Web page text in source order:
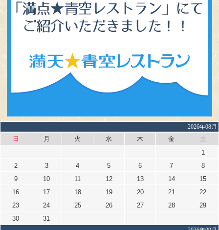
2026年08月
日 月 火 水 木 金
土
1
2
3 4 5 6 7
8
9
10 11 12 13 14
15
16
17 18 19 20 21
22
23
24 25 26 27 28
29
30
31